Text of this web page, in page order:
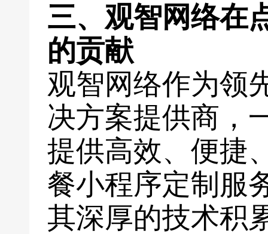
三、观智网络在
的贡献
观智网络作为领
决方案提供商，
提供高效、便捷
餐小程序定制服
其深厚的技术积